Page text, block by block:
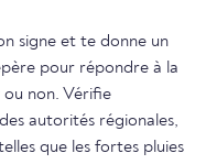
signe et te donne un
pour répondre à la
ou non. Vérifie
autorités régionales,
que les fortes pluies